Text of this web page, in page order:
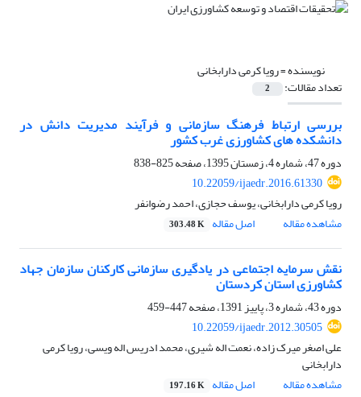
نویسنده =رویا کرمی دارابخانی
تعداد مقالات: 2
بررسی ارتباط فرهنگ سازمانی و فرآیند مدیریت دانش در
دانشکده های کشاورزی غرب کشور
دوره 47، شماره 4، زمستان 1395، صفحه
825-838
10.22059/ijaedr.2016.61330
رویا کرمی دارابخانی، یوسف حجازی، احمد رضوانفر
مشاهده مقاله
اصل مقاله 303.48 K
نقش سرمایه اجتماعی در یادگیری سازمانی کارکنان سازمان جهاد
کشاورزی استان کردستان
دوره 43، شماره 3، پاییز 1391، صفحه
447-459
10.22059/ijaedr.2012.30505
علی اصغر میرک زاده، نعمت اله شیری، محمد ادریس اله ویسی، رویا کرمی
دارابخانی
مشاهده مقاله
اصل مقاله 197.16 K